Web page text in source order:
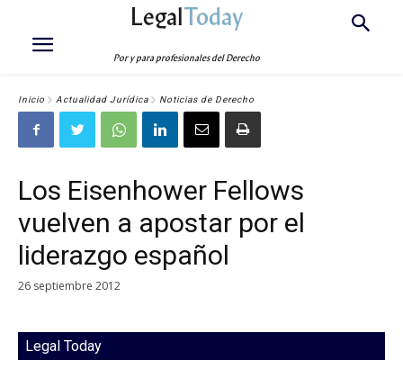
LegalToday
Por y para profesionales del Derecho
Inicio Actualidad Jurídica Noticias de Derecho
Los Eisenhower Fellows
vuelven a apostar por el
liderazgo español
26 septiembre 2012
Legal Today